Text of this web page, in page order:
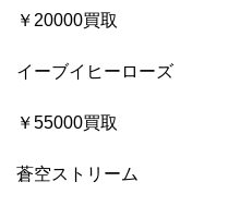
￥20000買取
イーブイヒーローズ
￥55000買取
蒼空ストリーム